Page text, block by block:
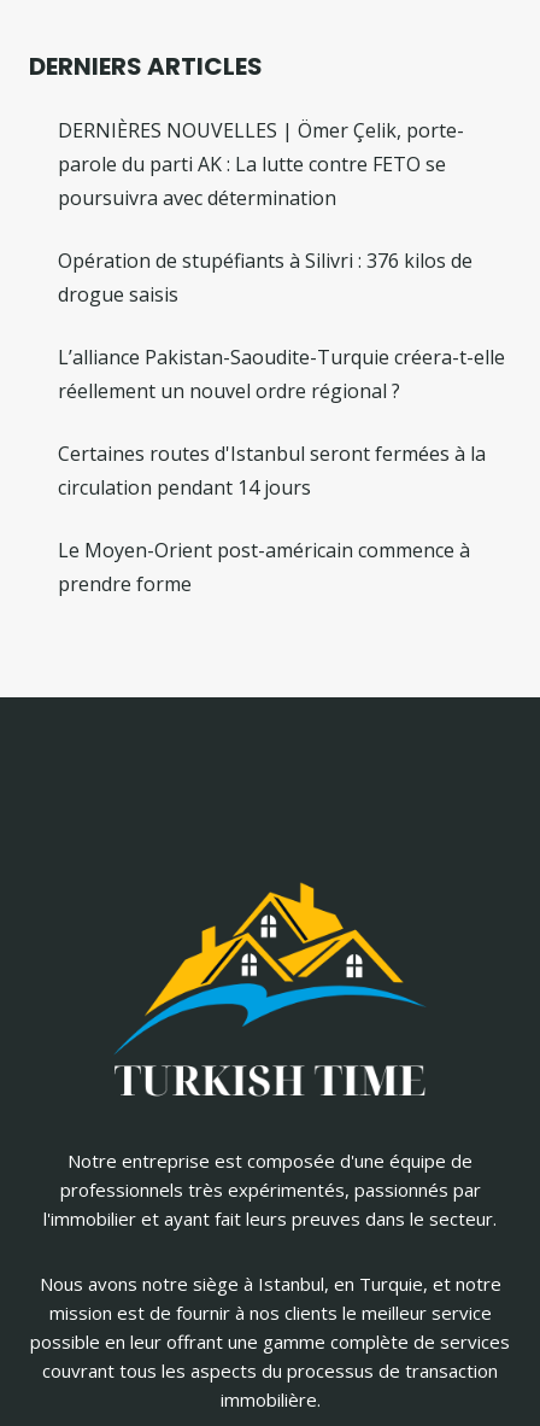
DERNIERS ARTICLES
DERNIÈRES NOUVELLES | Ömer Çelik, porte-
parole du parti AK : La lutte contre FETO se
poursuivra avec détermination
Opération de stupéfiants à Silivri : 376 kilos de
drogue saisis
L’alliance Pakistan-Saoudite-Turquie créera-t-elle
réellement un nouvel ordre régional ?
Certaines routes d'Istanbul seront fermées à la
circulation pendant 14 jours
Le Moyen-Orient post-américain commence à
prendre forme
Notre entreprise est composée d'une équipe de
professionnels très expérimentés, passionnés par
l'immobilier et ayant fait leurs preuves dans le secteur.
Nous avons notre siège à Istanbul, en Turquie, et notre
mission est de fournir à nos clients le meilleur service
possible en leur offrant une gamme complète de services
couvrant tous les aspects du processus de transaction
immobilière.